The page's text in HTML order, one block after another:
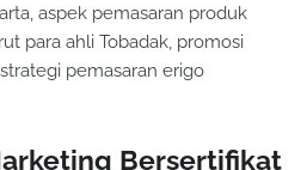
aspek pemasaran produk
para ahli Tobadak, promosi
pemasaran erigo
Bersertifikat